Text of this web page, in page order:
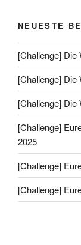
NEUESTE
[Challenge] Die
[Challenge] Die
[Challenge] Die
[Challenge]
2025
[Challenge]
[Challenge]